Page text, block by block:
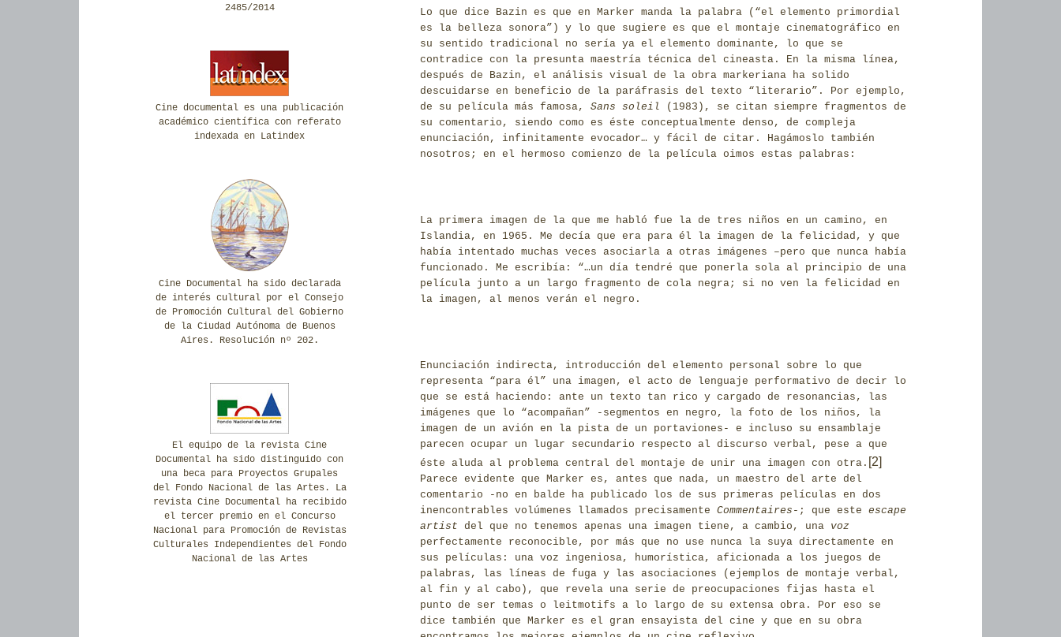
2485/2014
Cine documental es una publicación
académico científica con referato
indexada en Latindex
Cine Documental ha sido declarada
de interés cultural por el Consejo
de Promoción Cultural del Gobierno
de la Ciudad Autónoma de Buenos
Aires. Resolución nº 202.
El equipo de la revista Cine
Documental ha sido distinguido con
una beca para Proyectos Grupales
del Fondo Nacional de las Artes. La
revista Cine Documental ha recibido
el tercer premio en el Concurso
Nacional para Promoción de Revistas
Culturales Independientes del Fondo
Nacional de las Artes
Lo que dice Bazin es que en Marker manda la palabra (“el elemento primordial
es la belleza sonora”) y lo que sugiere es que el montaje cinematográfico en
su sentido tradicional no sería ya el elemento dominante, lo que se
contradice con la presunta maestría técnica del cineasta. En la misma línea,
después de Bazin, el análisis visual de la obra markeriana ha solido
descuidarse en beneficio de la paráfrasis del texto “literario”. Por ejemplo,
de su película más famosa, Sans soleil (1983) , se citan siempre fragmentos de
su comentario, siendo como es éste conceptualmente denso, de compleja
enunciación, infinitamente evocador… y fácil de citar. Hagámoslo también
nosotros; en el hermoso comienzo de la película oimos estas palabras:
La primera imagen de la que me habló fue la de tres niños en un camino, en
Islandia, en 1965. Me decía que era para él la imagen de la felicidad, y que
había intentado muchas veces asociarla a otras imágenes –pero que nunca había
funcionado. Me escribía: “…un día tendré que ponerla sola al principio de una
película junto a un largo fragmento de cola negra; si no ven la felicidad en
la imagen, al menos verán el negro.
Enunciación indirecta, introducción del elemento personal sobre lo que
representa “para él” una imagen, el acto de lenguaje performativo de decir lo
que se está haciendo: ante un texto tan rico y cargado de resonancias, las
imágenes que lo “acompañan” -segmentos en negro, la foto de los niños, la
imagen de un avión en la pista de un portaviones- e incluso su ensamblaje
parecen ocupar un lugar secundario respecto al discurso verbal, pese a que
éste aluda al problema central del montaje de unir una imagen con otra. [2]
Parece evidente que Marker es, antes que nada, un maestro del arte del
comentario -no en balde ha publicado los de sus primeras películas en dos
inencontrables volúmenes llamados precisamente Commentaires -; que este escape
artist del que no tenemos apenas una imagen tiene, a cambio, una voz
perfectamente reconocible, por más que no use nunca la suya directamente en
sus películas: una voz ingeniosa, humorística, aficionada a los juegos de
palabras, las líneas de fuga y las asociaciones (ejemplos de montaje verbal,
al fin y al cabo), que revela una serie de preocupaciones fijas hasta el
punto de ser temas o leitmotifs a lo largo de su extensa obra. Por eso se
dice también que Marker es el gran ensayista del cine y que en su obra